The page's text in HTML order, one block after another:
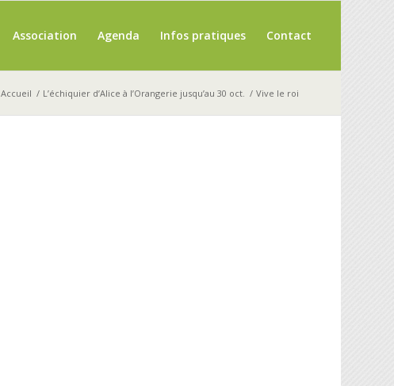
Association Agenda Infos pratiques Contact
Accueil / L’échiquier d’Alice à l’Orangerie jusqu’au 30 oct. / Vive le roi